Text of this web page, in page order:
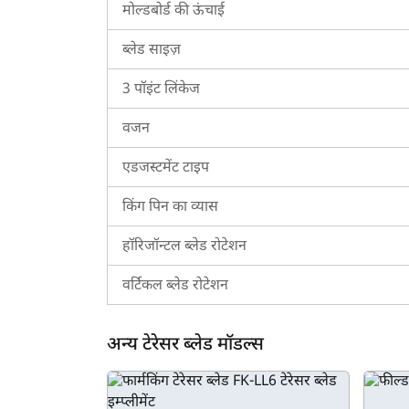
है।
फील्डकिंग FKTB-7 के लिए ट्रैक्टरकारवां को क्यों
ट्रैक्टरकारवां फील्डकिंग FKTB-7 के बारे में सभी
खेत के लिए उपयुक्त है या नहीं। इसके अलावा, आप
करते हैं जो आपकी सभी आवश्यकताओं को पूरा कर सके।
मोल्डबोर्ड की ऊंचाई
ब्लेड साइज़
3 पॉइंट लिंकेज
वजन
एडजस्टमेंट टाइप
किंग पिन का व्यास
हॉरिजॉन्टल ब्लेड रोटेशन
वर्टिकल ब्लेड रोटेशन
अन्य टेरेसर ब्लेड मॉडल्स